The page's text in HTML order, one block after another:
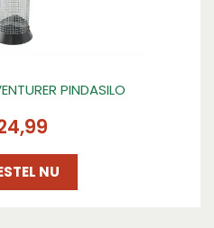
PINDASILO
,99
NU